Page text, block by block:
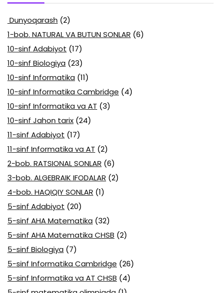
Dunyoqarash (2)
1-bob. NATURAL VA BUTUN SONLAR (6)
10-sinf Adabiyot (17)
10-sinf Biologiya (23)
10-sinf Informatika (11)
10-sinf Informatika Cambridge (4)
10-sinf Informatika va AT (3)
10-sinf Jahon tarix (24)
11-sinf Adabiyot (17)
11-sinf Informatika va AT (2)
2-bob. RATSIONAL SONLAR (6)
3-bob. ALGEBRAIK IFODALAR (2)
4-bob. HAQIQIY SONLAR (1)
5-sinf Adabiyot (20)
5-sinf AHA Matematika (32)
5-sinf AHA Matematika CHSB (2)
5-sinf Biologiya (7)
5-sinf Informatika Cambridge (26)
5-sinf Informatika va AT CHSB (4)